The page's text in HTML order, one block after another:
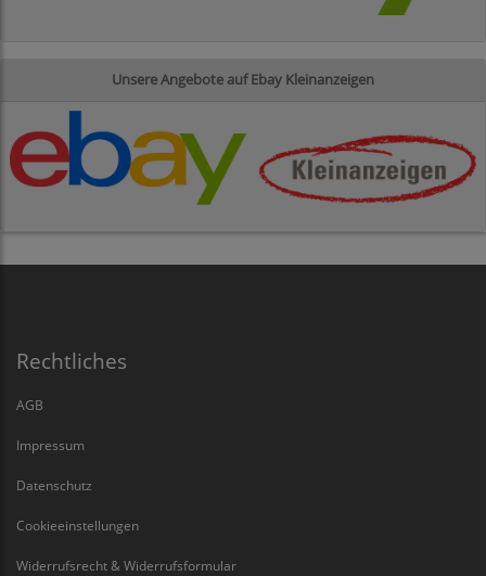
Unsere Angebote auf Ebay Kleinanzeigen
Rechtliches
AGB
Impressum
Datenschutz
Cookieeinstellungen
Widerrufsrecht & Widerrufsformular